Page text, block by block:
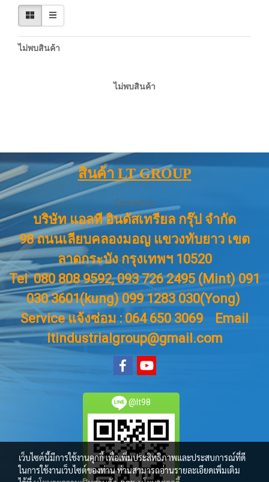
ไม่พบสินค้า
ไม่พบสินค้า
สินค้า LT GROUP
Contact Us
บริษัท แอลที อินดัสเทรียล กรุ๊ป จำกัด
98 ถนนเลียบคลองมอญ แขวงทับยาว เขต
ลาดกระบัง กรุงเทพฯ 10520
Tel 080 808 9592, 093 726 2495 (Mint) 091
030 3601(kung) 099 1283 030(Yong)
Service แจ้งซ่อม : 064 650 3069
Email
ltindustrialgroup@gmail.com
@lt98
เว็บไซต์นี้มีการใช้งานคุกกี้ เพื่อเพิ่มประสิทธิภาพและประสบการณ์ที่ดี
ในการใช้งานเว็บไซต์ของท่าน ท่านสามารถอ่านรายละเอียดเพิ่มเติม